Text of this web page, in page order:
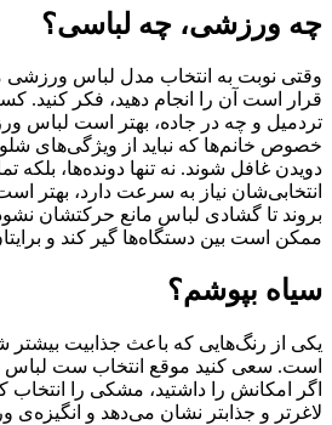
چه ورزشی، چه لباسی؟
وقتی نوبت به انتخاب مدل لباس
قرار است آن را انجام دهید، فکر کنید.
تردمیل و چه در جاده، بهتر است لباس
خصوص خانم‌ها که نباید از ویژگی‌های
دویدن غافل شوند. نه تنها دونده‌ها،
انتخابی‌شان نیاز به سرعت دارد، بهتر
بروند تا گشادی لباس مانع حرکتشان
ممکن است بین دستگاه‌ها گیر کند و
سیاه بپوشم؟
یکی از رنگ‌هایی که باعث جذابیت
است. سعی کنید موقع انتخاب ست
اگر امکانش را داشتید، مشکی را انتخاب
لاغرتر و جذابتر نشان می‌دهد و انگیزه‌ی